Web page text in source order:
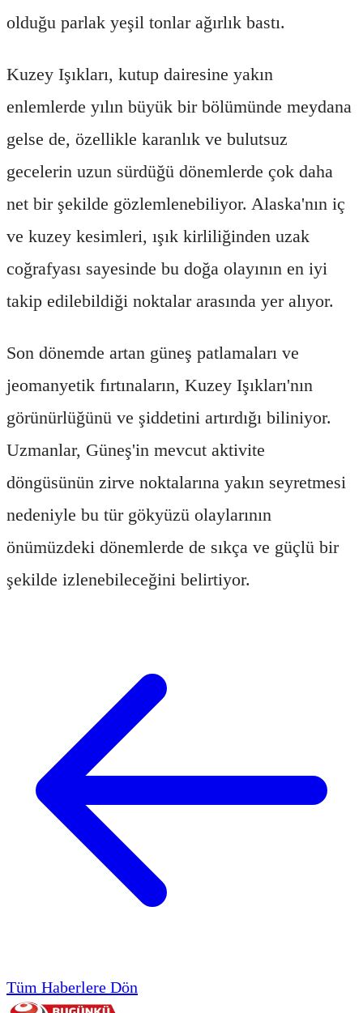
olduğu parlak yeşil tonlar ağırlık bastı.
Kuzey Işıkları, kutup dairesine yakın
enlemlerde yılın büyük bir bölümünde meydana
gelse de, özellikle karanlık ve bulutsuz
gecelerin uzun sürdüğü dönemlerde çok daha
net bir şekilde gözlemlenebiliyor. Alaska'nın iç
ve kuzey kesimleri, ışık kirliliğinden uzak
coğrafyası sayesinde bu doğa olayının en iyi
takip edilebildiği noktalar arasında yer alıyor.
Son dönemde artan güneş patlamaları ve
jeomanyetik fırtınaların, Kuzey Işıkları'nın
görünürlüğünü ve şiddetini artırdığı biliniyor.
Uzmanlar, Güneş'in mevcut aktivite
döngüsünün zirve noktalarına yakın seyretmesi
nedeniyle bu tür gökyüzü olaylarının
önümüzdeki dönemlerde de sıkça ve güçlü bir
şekilde izlenebileceğini belirtiyor.
Tüm Haberlere Dön